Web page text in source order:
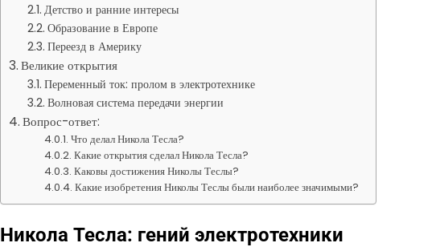
Детство и ранние интересы
Образование в Европе
Переезд в Америку
Великие открытия
Переменный ток: пролом в электротехнике
Волновая система передачи энергии
Вопрос-ответ:
Что делал Никола Тесла?
Какие открытия сделал Никола Тесла?
Каковы достижения Николы Теслы?
Какие изобретения Николы Теслы были наиболее значимыми?
Никола Тесла: гений электротехники